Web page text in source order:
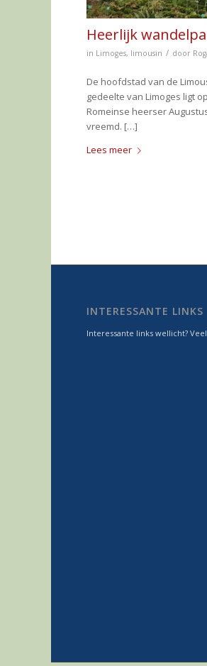
Heerlijk
in Limoges, limousin / door
De hoofdstad van de
gedeelte van Limoges ligt
Romeinse heerser
vreemd. […]
Lees meer
INTERESSANTE LINKS
Interessante links wellicht?